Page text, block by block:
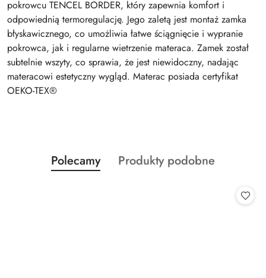
pokrowcu TENCEL BORDER, który zapewnia komfort i
odpowiednią termoregulację. Jego zaletą jest montaż zamka
błyskawicznego, co umożliwia łatwe ściągnięcie i wypranie
pokrowca, jak i regularne wietrzenie materaca. Zamek został
subtelnie wszyty, co sprawia, że jest niewidoczny, nadając
materacowi estetyczny wygląd. Materac posiada certyfikat
OEKO-TEX®
Pomiń karuzelę produktów
Produkty
o
Polecamy
Produkty
Produkty podobne